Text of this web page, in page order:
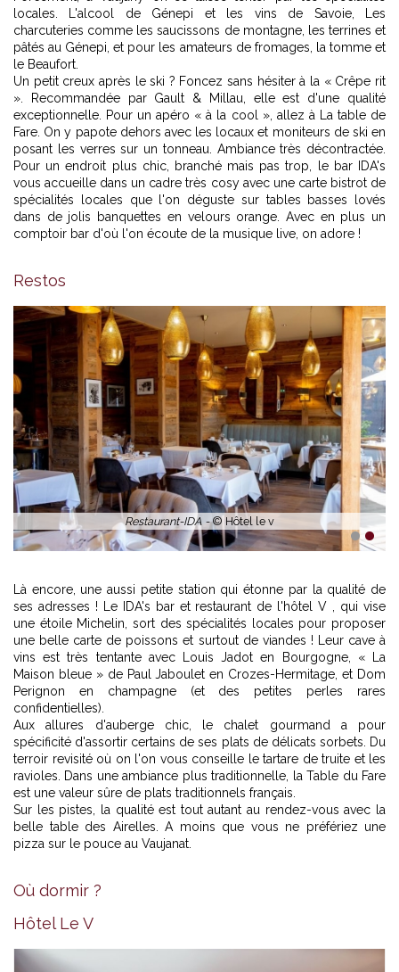
locales. L'alcool de Génepi et les vins de Savoie, Les
charcuteries comme les saucissons de montagne, les terrines et
pâtés au Génepi, et pour les amateurs de fromages, la tomme et
le Beaufort.
Un petit creux après le ski ? Foncez sans hésiter à la « Crêpe rit
». Recommandée par Gault & Millau, elle est d'une qualité
exceptionnelle. Pour un apéro « à la cool », allez à La table de
Fare. On y papote dehors avec les locaux et moniteurs de ski en
posant les verres sur un tonneau. Ambiance très décontractée.
Pour un endroit plus chic, branché mais pas trop, le bar IDA's
vous accueille dans un cadre très cosy avec une carte bistrot de
spécialités locales que l'on déguste sur tables basses lovés
dans de jolis banquettes en velours orange. Avec en plus un
comptoir bar d'où l'on écoute de la musique live, on adore !
Restos
1 2
Là encore, une aussi petite station qui étonne par la qualité de
ses adresses ! Le IDA's bar et restaurant de l'hôtel V , qui vise
une étoile Michelin, sort des spécialités locales pour proposer
une belle carte de poissons et surtout de viandes ! Leur cave à
vins est très tentante avec Louis Jadot en Bourgogne, « La
Maison bleue » de Paul Jaboulet en Crozes-Hermitage, et Dom
Perignon en champagne (et des petites perles rares
confidentielles).
Aux allures d'auberge chic, le chalet gourmand a pour
spécificité d'assortir certains de ses plats de délicats sorbets. Du
terroir revisité où on l'on vous conseille le tartare de truite et les
ravioles. Dans une ambiance plus traditionnelle, la Table du Fare
est une valeur sûre de plats traditionnels français.
Sur les pistes, la qualité est tout autant au rendez-vous avec la
belle table des Airelles. A moins que vous ne préfériez une
pizza sur le pouce au Vaujanat.
Où dormir ?
Hôtel Le V